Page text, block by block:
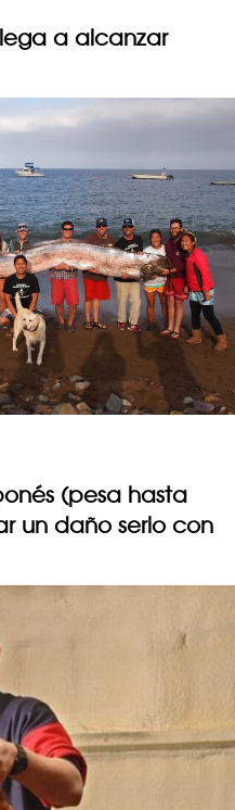
a alcanzar
(pesa hasta
un daño serio con